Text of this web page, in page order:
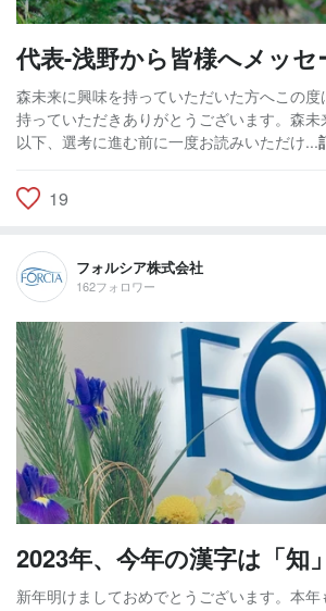
代表-浅野から皆様へメッセ
森未来に興味を持っていただいた方へこの
持っていただきありがとうございます。森未
以下、選考に進む前に一度お読みいただけ...
19
フォルシア株式会社
162フォロワー
2023年、今年の漢字は「知」
新年明けましておめでとうございます。本